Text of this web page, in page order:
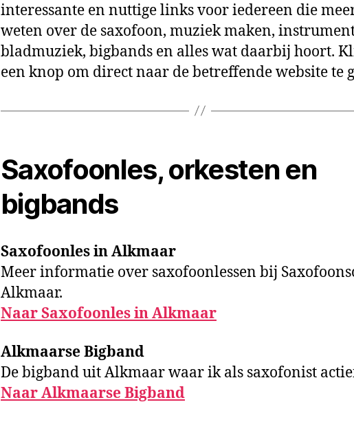
interessante en nuttige links voor iedereen die
weten over de saxofoon, muziek maken,
bladmuziek, bigbands en alles wat daarbij hoort.
een knop om direct naar de betreffende website te
Saxofoonles, orkesten en
bigbands
Saxofoonles in Alkmaar
Meer informatie over saxofoonlessen bij
Alkmaar.
Naar Saxofoonles in Alkmaar
Alkmaarse Bigband
De bigband uit Alkmaar waar ik als saxofonist
Naar Alkmaarse Bigband